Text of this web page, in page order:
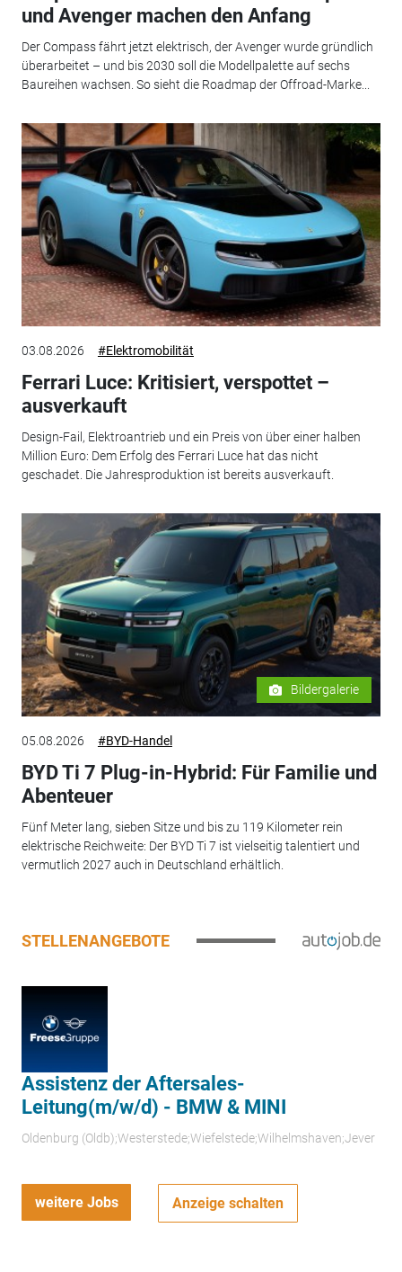
und Avenger machen den Anfang
Der Compass fährt jetzt elektrisch, der Avenger wurde gründlich
überarbeitet – und bis 2030 soll die Modellpalette auf sechs
Baureihen wachsen. So sieht die Roadmap der Offroad-Marke...
03.08.2026 #Elektromobilität
Ferrari Luce: Kritisiert, verspottet –
ausverkauft
Design-Fail, Elektroantrieb und ein Preis von über einer halben
Million Euro: Dem Erfolg des Ferrari Luce hat das nicht
geschadet. Die Jahresproduktion ist bereits ausverkauft.
Bildergalerie
05.08.2026 #BYD-Handel
BYD Ti 7 Plug-in-Hybrid: Für Familie und
Abenteuer
Fünf Meter lang, sieben Sitze und bis zu 119 Kilometer rein
elektrische Reichweite: Der BYD Ti 7 ist vielseitig talentiert und
vermutlich 2027 auch in Deutschland erhältlich.
STELLENANGEBOTE
Assistenz der Aftersales-
Leitung(m/w/d) - BMW & MINI
Oldenburg (Oldb);Westerstede;Wiefelstede;Wilhelmshaven;Jever
weitere Jobs Anzeige schalten